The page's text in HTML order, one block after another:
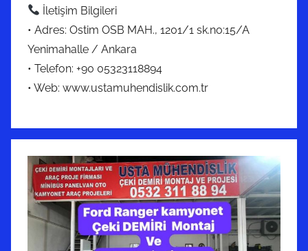
İletişim Bilgileri
• Adres: Ostim OSB MAH., 1201/1 sk.no:15/A
Yenimahalle / Ankara
• Telefon: +90 05323118894
• Web: www.ustamuhendislik.com.tr